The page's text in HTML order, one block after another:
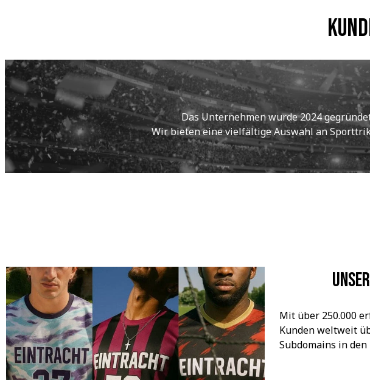
Das Unternehmen wurde 2024
Wir bieten eine vielfältige Auswahl an
Mit über 250.000
Kunden weltweit
Subdomains in